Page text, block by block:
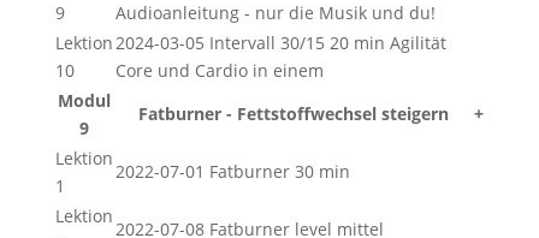
9
Audioanleitung - nur die Musik und du!
Lektion
10
2024-03-05 Intervall 30/15 20 min Agilität
Core und Cardio in einem
Modul
9
Fatburner - Fettstoffwechsel steigern
+
Lektion
1
2022-07-01 Fatburner 30 min
Lektion
2022-07-08 Fatburner level mittel